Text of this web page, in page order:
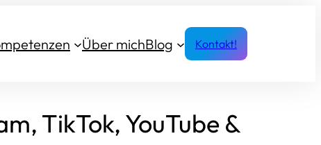
Über michBlog Kontakt!
TikTok, YouTube &